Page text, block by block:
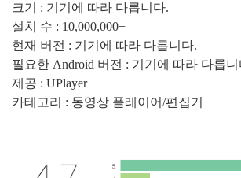
크기 : 기기에 따라 다릅니다.
설치 수 : 10,000,000+
현재 버전 : 기기에 따라 다릅니다.
필요한 Android 버전 : 기기에 따라 다릅니
제공 : UPlayer
카테고리 : 동영상 플레이어/편집기